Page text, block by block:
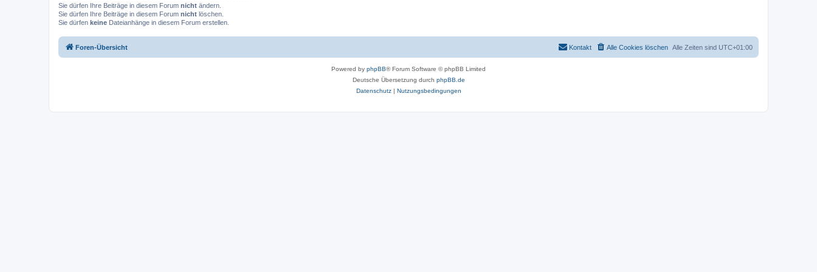
Sie dürfen Ihre Beiträge in diesem Forum nicht ändern.
Sie dürfen Ihre Beiträge in diesem Forum nicht löschen.
Sie dürfen keine Dateianhänge in diesem Forum erstellen.
Foren-Übersicht Alle Zeiten sind UTC+01:00
Alle Cookies löschen
Kontakt
Powered by phpBB® Forum Software © phpBB Limited
Deutsche Übersetzung durch phpBB.de
Datenschutz| Nutzungsbedingungen